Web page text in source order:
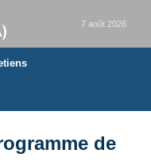
7 août 2026
de